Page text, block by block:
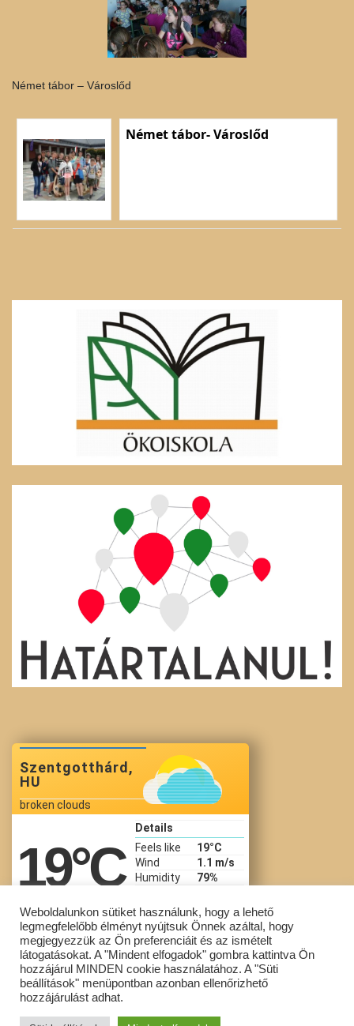
Német tábor – Városlőd
Német tábor- Városlőd
Szentgotthárd,
HU
broken clouds
19°C
Details
Feels like
19°C
Wind
1.1 m/s
Humidity
79%
Pressure
1015 hPa
03:55 Aug 10
Copyright © Szent Gotthárd Általános Iskola All Rights Reserved.
Powered byWordPresswithLightning Theme
Weboldalunkon sütiket használunk, hogy a lehető
legmegfelelőbb élményt nyújtsuk Önnek azáltal, hogy
megjegyezzük az Ön preferenciáit és az ismételt
látogatásokat. A "Mindent elfogadok" gombra kattintva Ön
hozzájárul MINDEN cookie használatához. A "Süti
beállítások" menüpontban azonban ellenőrizhető
hozzájárulást adhat.